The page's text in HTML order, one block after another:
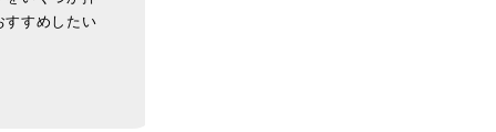
すすめしたい